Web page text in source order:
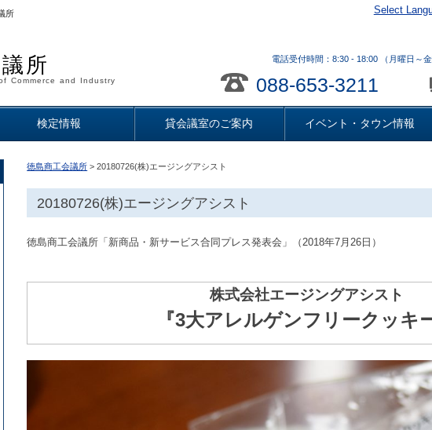
所 Select
所
Commerce and Industry
電話受付時間：8:30 - 18:00 （月曜日～
088-653-3211
検定情報 貸会議室のご案内 イベント・タウン情報
徳島商工会議所 > 20180726(株)エージングアシスト
20180726(株)エージングアシスト
徳島商工会議所「新商品・新サービス合同プレス発表会」（2018年7月26日）
株式会社エージングアシスト
『3大アレルゲンフリークッキ